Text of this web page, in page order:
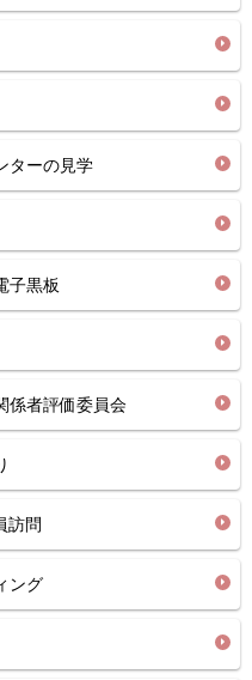
ターの見学
子黒板
者評価委員会
訪問
ング